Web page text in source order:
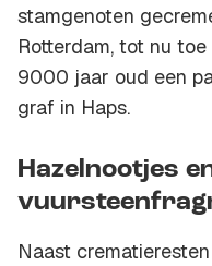
stamgenoten
Rotterdam, tot nu
9000 jaar oud een
graf in Haps.
Hazelnootjes
Naast